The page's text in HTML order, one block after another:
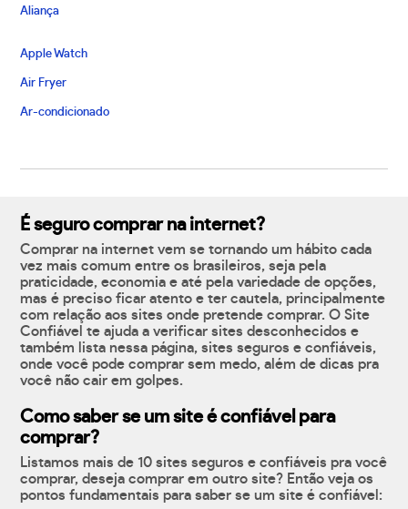
Aliança
Apple Watch
Air Fryer
Ar-condicionado
É seguro comprar na internet?
Comprar na internet vem se tornando um hábito cada
vez mais comum entre os brasileiros, seja pela
praticidade, economia e até pela variedade de opções,
mas é preciso ficar atento e ter cautela, principalmente
com relação aos sites onde pretende comprar. O Site
Confiável te ajuda a verificar sites desconhecidos e
também lista nessa página, sites seguros e confiáveis,
onde você pode comprar sem medo, além de dicas pra
você não cair em golpes.
Como saber se um site é confiável para
comprar?
Listamos mais de 10 sites seguros e confiáveis pra você
comprar, deseja comprar em outro site? Então veja os
pontos fundamentais para saber se um site é confiável: